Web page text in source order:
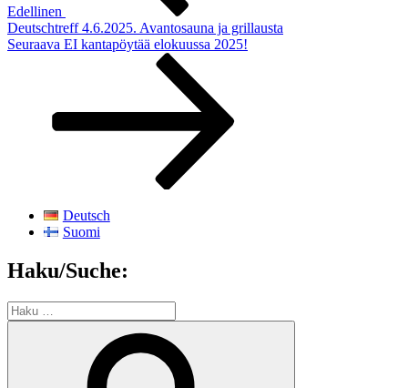
Edellinen
Deutschtreff 4.6.2025. Avantosauna ja grillausta
Seuraava
Seuraava EI kantapöytää elokuussa 2025!
Deutsch
Suomi
Haku/Suche:
Etsi: